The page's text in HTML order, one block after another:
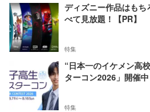
ディズニー作品はも
べて見放題！【PR】
特集
“日本一のイケメン高
ターコン2026」開催中
特集